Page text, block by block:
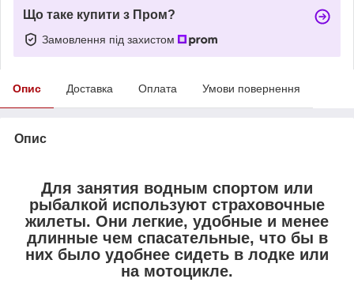
Що таке купити з Пром?
Замовлення під захистом
Опис Доставка Оплата Умови повернення
Опис
Для занятия водным спортом или
рыбалкой используют страховочные
жилеты. Они легкие, удобные и менее
длинные чем спасательные, что бы в
них было удобнее сидеть в лодке или
на мотоцикле.